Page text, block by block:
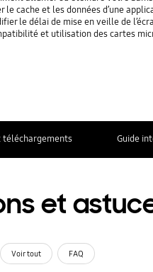
le cache et les données d’une
le délai de mise en veille de
et utilisation des cartes
téléchargements Guide
et
Voir tout FAQ